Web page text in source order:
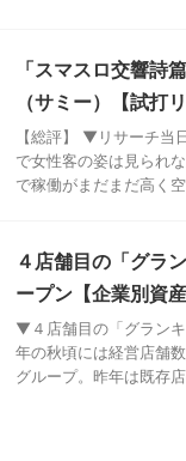
「スマスロ交響詩
（サミー）【試打
【総評】 ▼リサーチ当
で女性客の姿は見られ
で稼働がまだまだ高く
４店舗目の「グラ
ープン【企業別資
▼４店舗目の「グラン
年の秋頃には経営店舗
グループ。昨年は既存